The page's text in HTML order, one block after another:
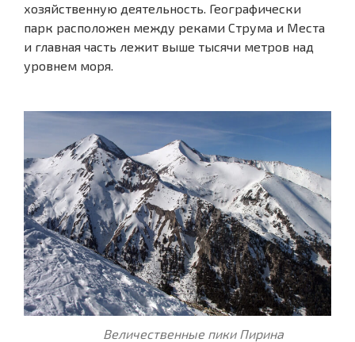
хозяйственную деятельность. Географически
парк расположен между реками Струма и Места
и главная часть лежит выше тысячи метров над
уровнем моря.
Величественные пики Пирина